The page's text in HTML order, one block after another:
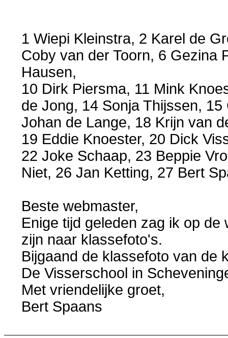
1 Wiepi Kleinstra, 2 Karel de
Coby van der Toorn, 6 Gezina
Hausen,
10 Dirk Piersma, 11 Mink
de Jong, 14 Sonja Thijssen,
Johan de Lange, 18 Krijn van
19 Eddie Knoester, 20 Dick
22 Joke Schaap, 23 Beppie
Niet, 26 Jan Ketting, 27 Bert
Beste webmaster,
Enige tijd geleden zag ik op
zijn naar klassefoto's.
Bijgaand de klassefoto van de
De Visserschool in
Met vriendelijke groet,
Bert Spaans